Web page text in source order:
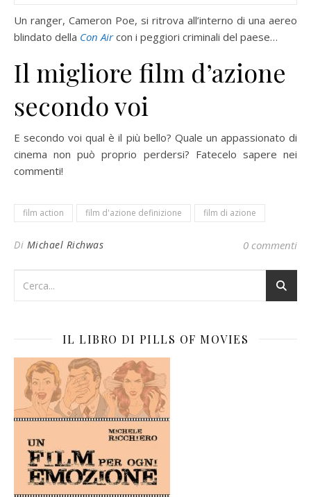
Un ranger, Cameron Poe, si ritrova all’interno di una aereo
blindato della Con Aircon i peggiori criminali del paese…
Il migliore film d’azione
secondo voi
E secondo voi qual è il più bello? Quale un appassionato di
cinema non può proprio perdersi? Fatecelo sapere nei
commenti!
film action film d'azione definizione film di azione
Di Michael Richwas 0 commenti
IL LIBRO DI PILLS OF MOVIES